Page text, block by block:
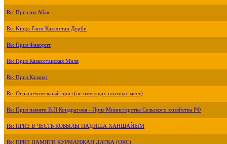
Re: Приз им.Абая
Re: Kinga Farm Казахстан Дерби
Re: Приз Фаворит
Re: Приз Казахстанская Миля
Re: Приз Казанат
Re: Ограничительный приз (не имеющих платных мест)
Re: Приз памяти В.П.Кондратова - Приз Министерства Сельского хозяйства РФ
Re: ПРИЗ В ЧЕСТЬ КОБЫЛЫ ПАДИША ХАНШАЙЫМ
Re: ПРИЗ ПАМЯТИ КУРМАНЖАН ДАТКА (ОКС)